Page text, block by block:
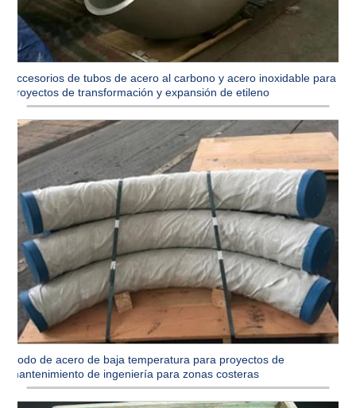
Accesorios de tubos de acero al carbono y acero inoxidable para
proyectos de transformación y expansión de etileno
Codo de acero de baja temperatura para proyectos de
mantenimiento de ingeniería para zonas costeras